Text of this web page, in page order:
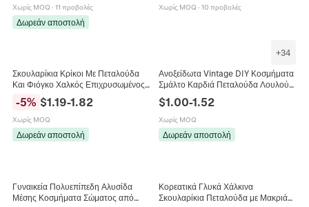
Χωρίς MOQ · 11 προβολές
Δωρεάν αποστολή
Χωρίς MOQ · 10 προβολές
Σκουλαρίκια Κρίκοι Με Πεταλούδα
Και Φιόγκο Χαλκός Επιχρυσωμένος
18K Με Ζιργκόν Κομψά
Μινιμαλιστικά Για Γυναίκες
-5% $1.19-1.82
Χωρίς MOQ
Δωρεάν αποστολή
+34
Ανοξείδωτα Vintage DIY Κοσμήματα
Σμάλτο Καρδιά Πεταλούδα Λουλούδι
Ζώο Σχήματα Μενταγιόν για Κολιέ
Βραχιόλι Αξεσουάρ Κατασκευής
Κοσμημάτων
$1.00-1.52
Χωρίς MOQ
Δωρεάν αποστολή
Γυναικεία Πολυεπίπεδη Αλυσίδα
Μέσης Κοσμήματα Σώματος από
Κορεατικά Γλυκά Χάλκινα
Σκουλαρίκια Πεταλούδα με Μακριά